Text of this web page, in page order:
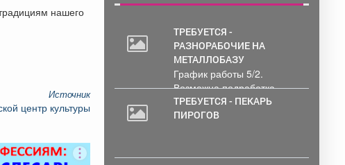
нашего
Источник
центр культуры
ТРЕБУЕТСЯ -
РАЗНОРАБОЧИЕ НА
МЕТАЛЛОБАЗУ
График работы 5/2.
Возможна подработка..
ТРЕБУЕТСЯ - ПЕКАРЬ
ПИРОГОВ